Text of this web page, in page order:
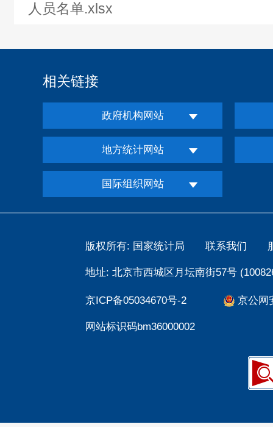
人员名单.xlsx
相关链接
政府机构网站
地方统计网站
国际组织网站
版权所有: 国家统计局 联系我们
地址: 北京市西城区月坛南街57号
京ICP备05034670号-2 京公网
网站标识码bm36000002